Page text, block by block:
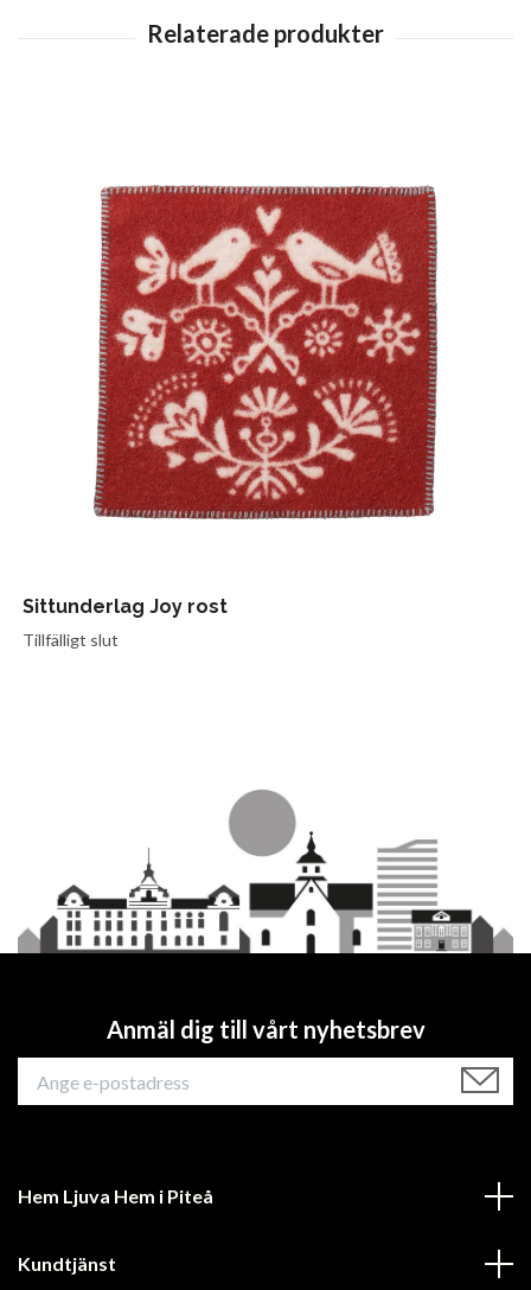
Sittunderlag Joy rost
Tillfälligt slut
Anmäl dig till vårt nyhetsbrev
Hem Ljuva Hem i Piteå
Kundtjänst